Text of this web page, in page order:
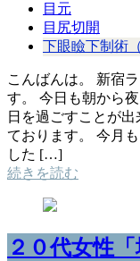
目元
目尻切開
下眼瞼下制術
こんばんは。 新宿
す。 今日も朝から
日を過ごすことが
ております。 今月
した […]
続きを読む
２０代女性